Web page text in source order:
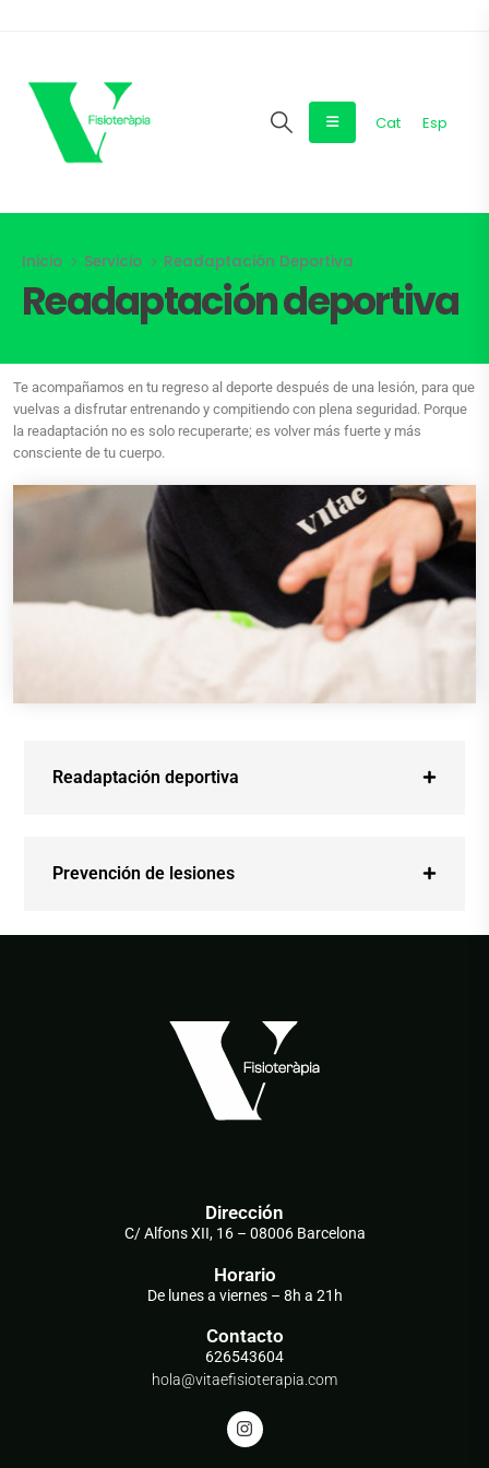
Cat Esp
Readaptación deportiva
Inicio Servicio Readaptación Deportiva
Te acompañamos en tu regreso al deporte después de una lesión, para que
vuelvas a disfrutar entrenando y compitiendo con plena seguridad. Porque
la readaptación no es solo recuperarte; es volver más fuerte y más
consciente de tu cuerpo.
Readaptación deportiva
Prevención de lesiones
Dirección
C/ Alfons XII, 16 – 08006 Barcelona
Horario
De lunes a viernes – 8h a 21h
Contacto
626543604
hola@vitaefisioterapia.com